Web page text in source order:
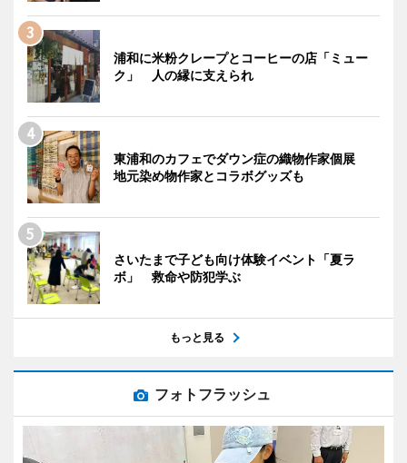
浦和に米粉クレープとコーヒーの店「ミュー
ク」 人の縁に支えられ
東浦和のカフェでダウン症の織物作家個展
地元染め物作家とコラボグッズも
さいたまで子ども向け体験イベント「夏ラ
ボ」 救命や防犯学ぶ
もっと見る
フォトフラッシュ